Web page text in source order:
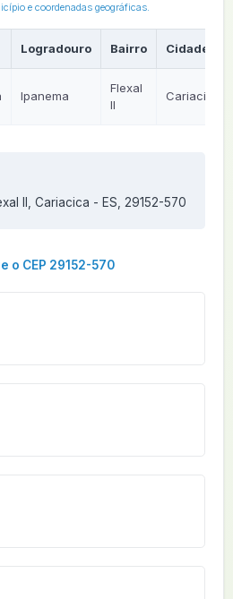
e coordenadas geográficas.
Logradouro Bairro Cidade
Ipanema
Flexal
II
Cariacica
II, Cariacica - ES, 29152-570
o CEP 29152-570